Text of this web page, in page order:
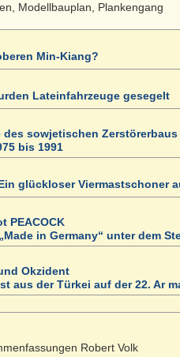
Modellbauplan, Plankengang
Min-Kiang?
Lateinfahrzeuge gesegelt
des sowjetischen Zerstörerbaus
bis 1991
glückloser Viermastschoner
PEACOCK
in Germany“ unter dem
Okzident
aus der Türkei auf der 22. Ar
Robert Volk